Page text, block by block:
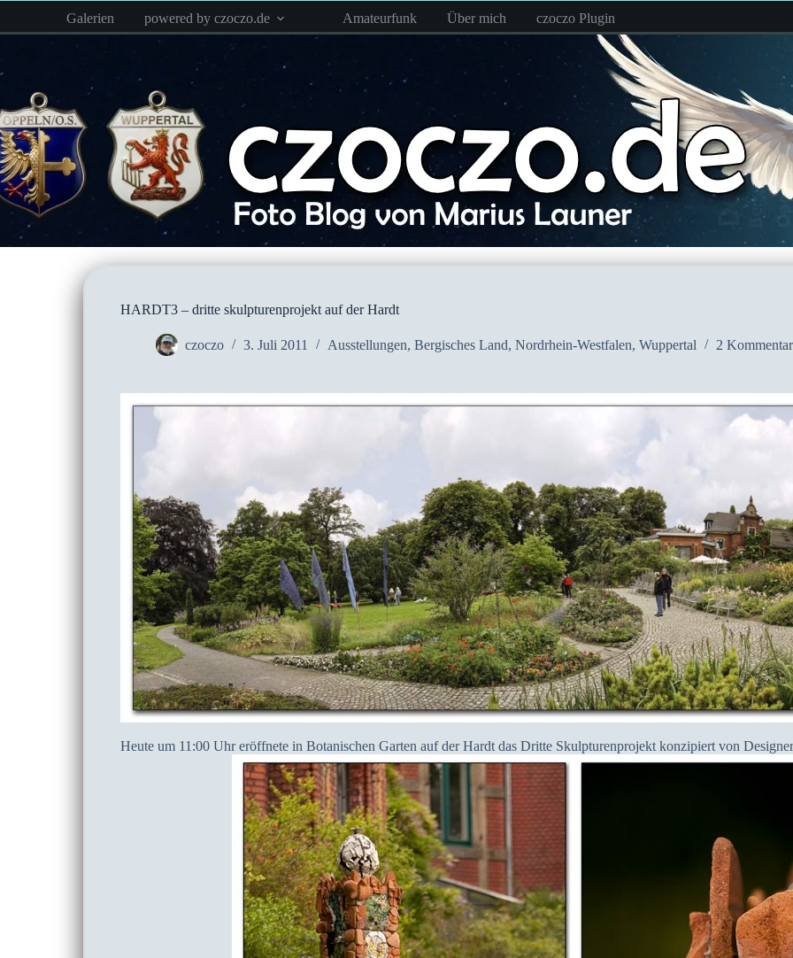
springen
Galerien powered by czoczo.de Amateurfunk Über mich czoczo Plugin
HARDT3 – dritte skulpturenprojekt auf der Hardt
czoczo 3. Juli 2011 Ausstellungen, Bergisches Land, Nordrhein-Westfalen, Wuppertal 2
Heute um 11:00 Uhr eröffnete in Botanischen Garten auf der Hardt das Dritte Skulpturenprojekt konzipiert von